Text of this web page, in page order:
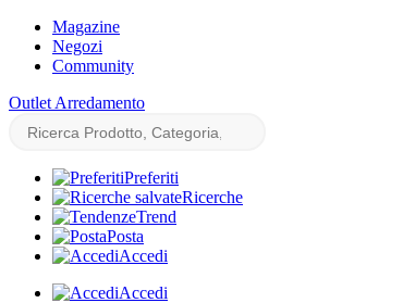
Magazine
Negozi
Community
Outlet Arredamento
Preferiti
Ricerche
Trend
Posta
Accedi
Accedi